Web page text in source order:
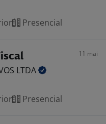
Presencial
11 mai
LTDA
Presencial